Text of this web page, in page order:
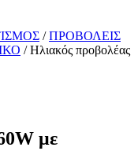
/ΠΡΟΒΟΛΕΙΣ
/ Ηλιακός προβολέας
με